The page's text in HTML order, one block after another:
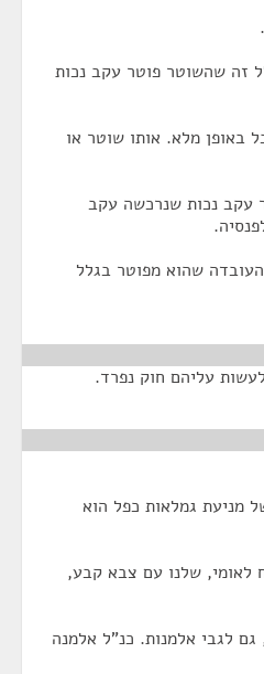
זה שהשוטר פוטר עקב נכות
באופן מלא. אותו שוטר או
עקב נכות שנרכשה עקב
שהוא מפוטר בגלל
עליהם חוק נפרד.
מניעת גמלאות כפל הוא
לאומי, שלנו עם צבא קבע,
לגבי אלמנות. כנ"ל אלמנה